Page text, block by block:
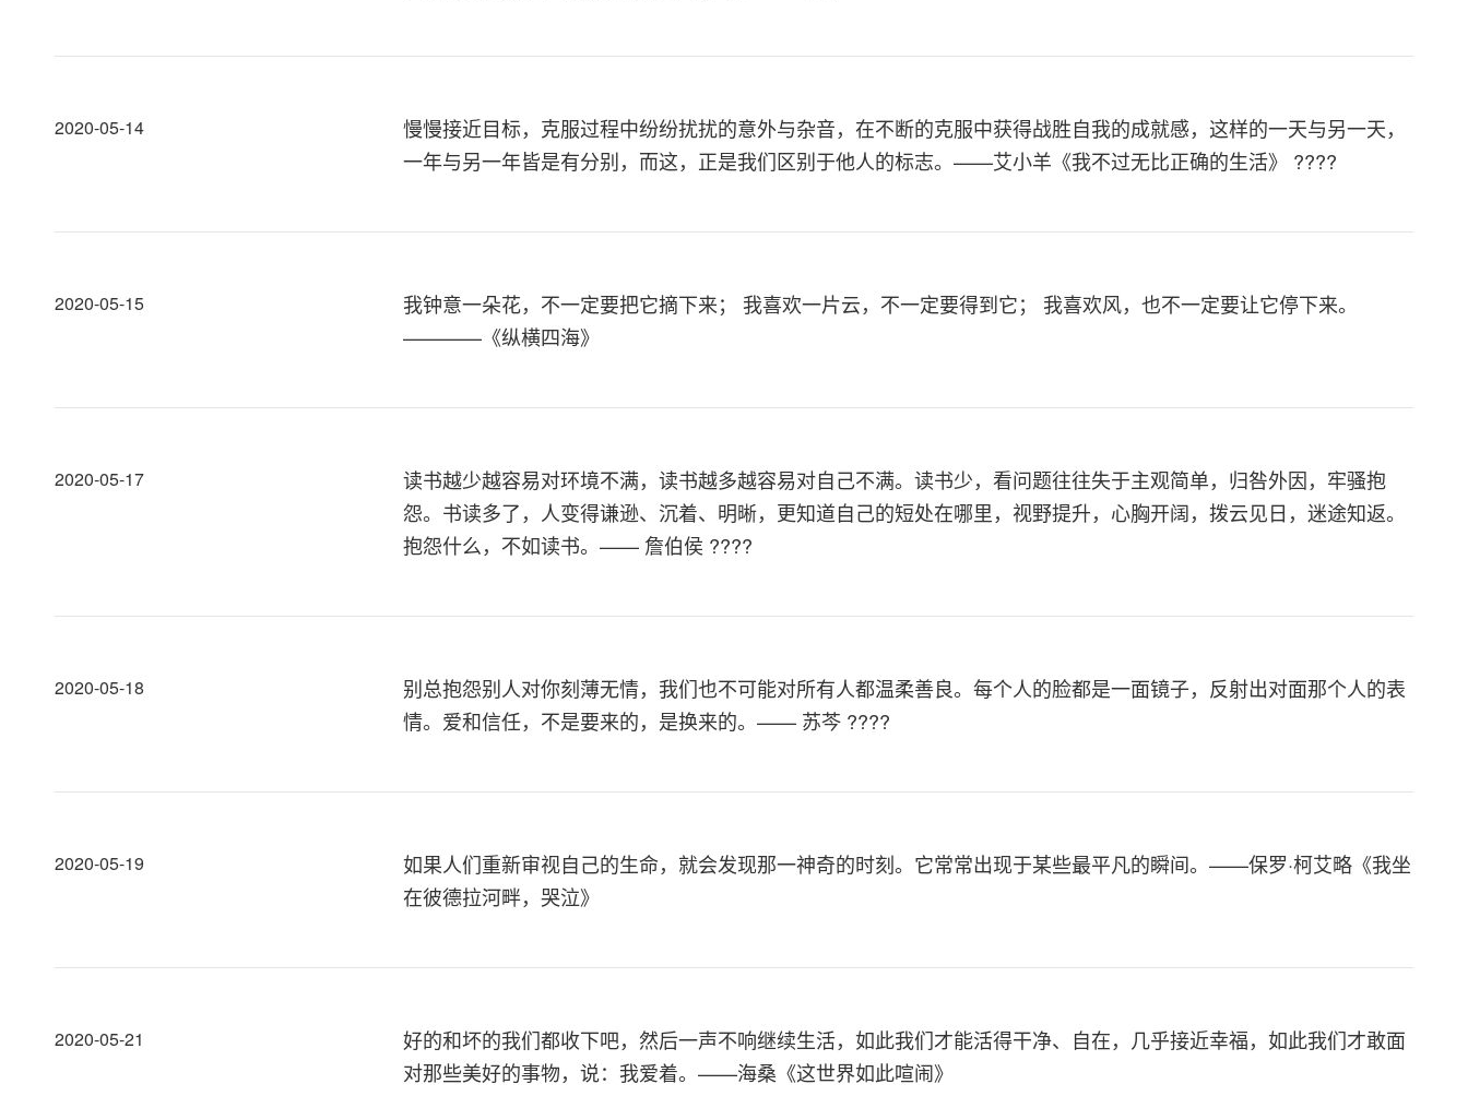
2020-05-14
慢慢接近目标，克服过程中纷纷扰扰的意外与杂音，在不断的克服中获得战胜自我的成就感，这样的一天与另一天，
一年与另一年皆是有分别，而这，正是我们区别于他人的标志。——艾小羊《我不过无比正确的生活》 ????
2020-05-15
我钟意一朵花，不一定要把它摘下来； 我喜欢一片云，不一定要得到它； 我喜欢风，也不一定要让它停下来。
————《纵横四海》
2020-05-17
读书越少越容易对环境不满，读书越多越容易对自己不满。读书少，看问题往往失于主观简单，归咎外因，牢骚抱
怨。书读多了，人变得谦逊、沉着、明晰，更知道自己的短处在哪里，视野提升，心胸开阔，拨云见日，迷途知返。
抱怨什么，不如读书。—— 詹伯侯 ????
2020-05-18
别总抱怨别人对你刻薄无情，我们也不可能对所有人都温柔善良。每个人的脸都是一面镜子，反射出对面那个人的表
情。爱和信任，不是要来的，是换来的。—— 苏芩 ????
2020-05-19
如果人们重新审视自己的生命，就会发现那一神奇的时刻。它常常出现于某些最平凡的瞬间。——保罗·柯艾略《我坐
在彼德拉河畔，哭泣》
2020-05-21
好的和坏的我们都收下吧，然后一声不响继续生活，如此我们才能活得干净、自在，几乎接近幸福，如此我们才敢面
对那些美好的事物，说：我爱着。——海桑《这世界如此喧闹》